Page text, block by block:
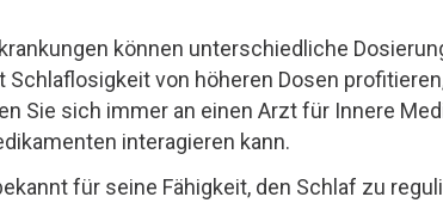
können unterschiedliche
von höheren Dosen
Sie sich immer an einen Arzt für Innere
interagieren kann.
für seine Fähigkeit, den Schlaf zu